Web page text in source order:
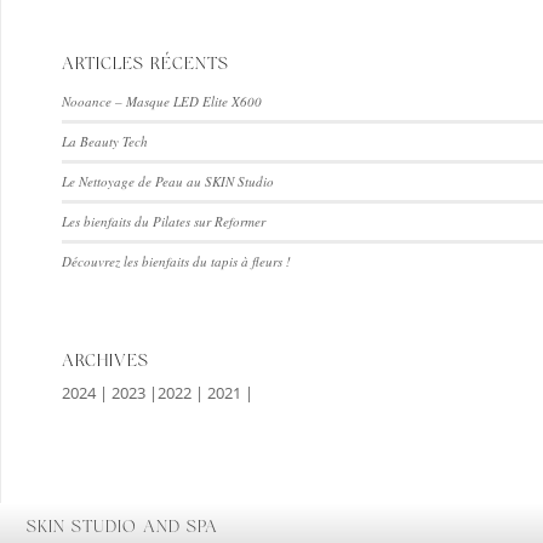
ARTICLES RÉCENTS
Nooance – Masque LED Elite X600
La Beauty Tech
Le Nettoyage de Peau au SKIN Studio
Les bienfaits du Pilates sur Reformer
Découvrez les bienfaits du tapis à fleurs !
ARCHIVES
2024| 2023 |2022 | 2021 |
SKIN STUDIO AND SPA